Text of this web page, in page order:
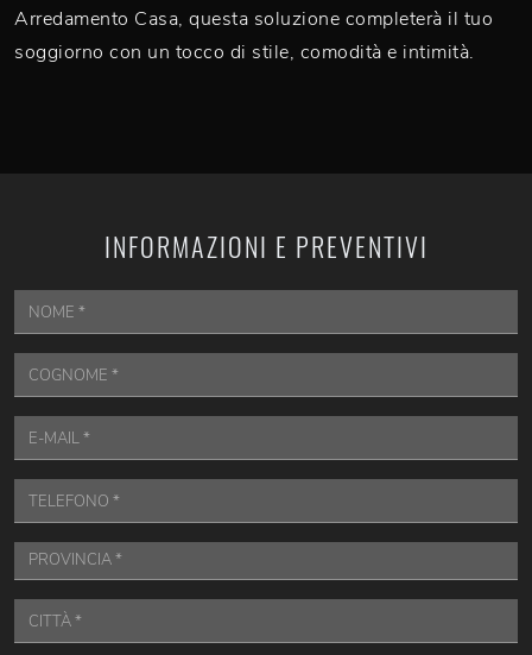
Arredamento Casa, questa soluzione completerà il tuo
soggiorno con un tocco di stile, comodità e intimità.
INFORMAZIONI E PREVENTIVI